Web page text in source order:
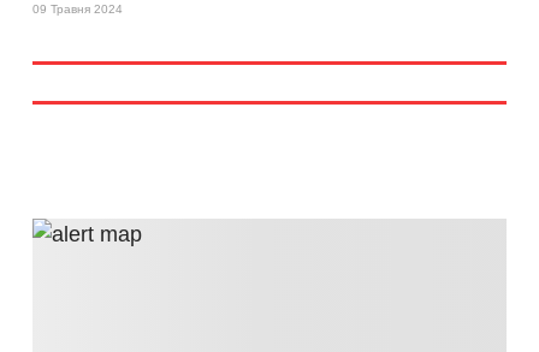
09 Травня 2024